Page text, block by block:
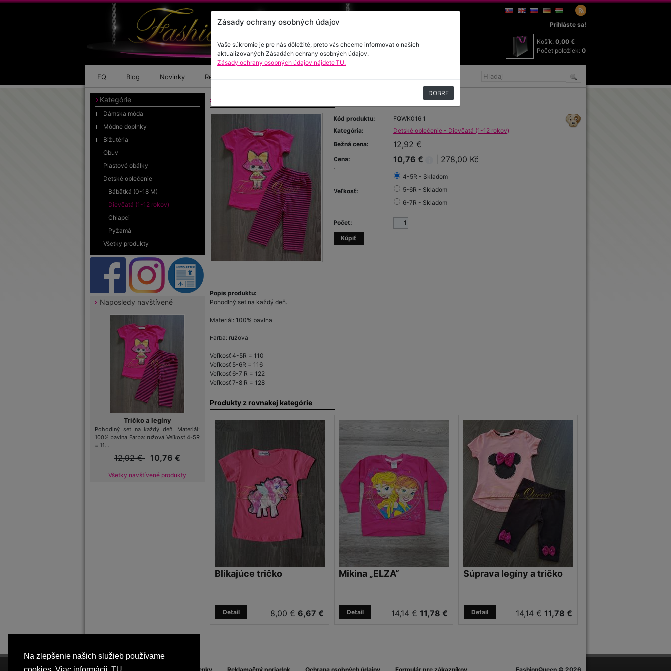
Na zlepšenie našich služieb používame
Prihláste sa!
Košík: 0,00 €
Počet položiek: 0
FQ Blog Novinky Referencie
Kategórie
Dámska móda
Módne doplnky
Bižutéria
Obuv
Plastové obálky
Detské oblečenie
Bábätká (0-18 M)
Dievčatá (1-12 rokov)
Chlapci
Pyžamá
Všetky produkty
Naposledy navštívené
Tričko a legíny
Pohodlný set na každý deň. Materiál:
100% bavlna Farba: ružová Veľkosť 4-5R
= 11...
12,92 € 10,76 €
Všetky navštívené produkty
Kód produktu:
FQWK016_1
Kategória:
Detské oblečenie - Dievčatá (1-12 rokov)
Bežná cena:
12,92 €
Cena: 10,76 € | 278,00 Kč
Veľkosť:
4-5R - Skladom
5-6R - Skladom
6-7R - Skladom
Počet:
Popis produktu:
Pohodlný set na každý deň.
Materiál: 100% bavlna
Farba: ružová
Veľkosť 4-5R = 110
Veľkosť 5-6R = 116
Veľkosť 6-7 R = 122
Veľkosť 7-8 R = 128
Produkty z rovnakej kategórie
Blikajúce tričko
8,00 €6,67 €
Detail
Mikina „ELZA“
14,14 €11,78 €
Detail
Súprava legíny a tričko
14,14 €11,78 €
Detail
FQ Blog Obchodné podmienky Reklamačný poriadok Ochrana osobných údajov Formulár pre zákazníkov FashionQueen © 2026
Zásady ochrany osobných údajov
Vaše súkromie je pre nás dôležité, preto vás chceme informovať o našich
aktualizovaných Zásadách ochrany osobných údajov.
Zásady ochrany osobných údajov nájdete TU.
DOBRE